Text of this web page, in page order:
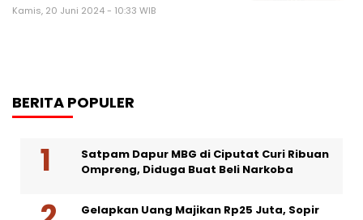
Kamis, 20 Juni 2024 - 10:33 WIB
BERITA POPULER
Satpam Dapur MBG di Ciputat Curi Ribuan
Ompreng, Diduga Buat Beli Narkoba
Gelapkan Uang Majikan Rp25 Juta, Sopir